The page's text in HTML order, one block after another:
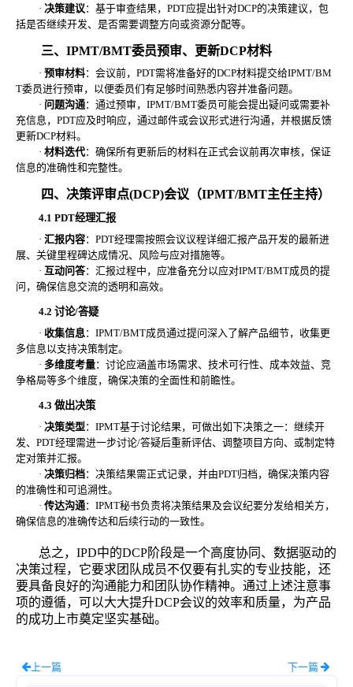
· 决策建议：基于审查结果，PDT应提出针对DCP的决策建议，包
括是否继续开发、是否需要调整方向或资源分配等。
三、 IPMT/BMT委员预审、更新DCP材料
·预审材料：会议前，PDT需将准备好的DCP材料提交给IPMT/BM
T委员进行预审，以便委员们有足够时间熟悉内容并准备问题。
· 问题沟通：通过预审，IPMT/BMT委员可能会提出疑问或需要补
充信息，PDT应及时响应，通过邮件或会议形式进行沟通，并根据反馈
更新DCP材料。
·材料迭代：确保所有更新后的材料在正式会议前再次审核，保证
信息的准确性和完整性。
四、决策评审点(DCP)会议（IPMT/BMT主任主持）
4.1 PDT经理汇报
·汇报内容：PDT经理需按照会议议程详细汇报产品开发的最新进
展、关键里程碑达成情况、风险与应对措施等。
·互动问答：汇报过程中，应准备充分以应对IPMT/BMT成员的提
问，确保信息交流的透明和高效。
4.2 讨论/答疑
·收集信息：IPMT/BMT成员通过提问深入了解产品细节，收集更
多信息以支持决策制定。
· 多维度考量：讨论应涵盖市场需求、技术可行性、成本效益、竞
争格局等多个维度，确保决策的全面性和前瞻性。
4.3 做出决策
· 决策类型：IPMT基于讨论结果，可做出如下决策之一：继续开
发、PDT经理需进一步讨论/答疑后重新评估、调整项目方向、或制定特
定对策并汇报。
· 决策归档：决策结果需正式记录，并由PDT归档，确保决策内容
的准确性和可追溯性。
·传达沟通：IPMT秘书负责将决策结果及会议纪要分发给相关方，
确保信息的准确传达和后续行动的一致性。
总之，IPD中的DCP阶段是一个高度协同、数据驱动的
决策过程，它要求团队成员不仅要有扎实的专业技能，还
要具备良好的沟通能力和团队协作精神。通过上述注意事
项的遵循，可以大大提升DCP会议的效率和质量，为产品
的成功上市奠定坚实基础。
上一篇 下一篇